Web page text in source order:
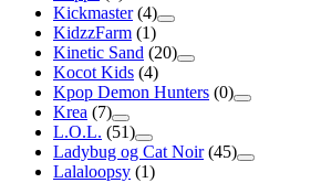
Kickmaster (4)
KidzzFarm (1)
Kinetic Sand (20)
Kocot Kids (4)
Kpop Demon Hunters (0)
Krea (7)
L.O.L. (51)
Ladybug og Cat Noir (45)
Lalaloopsy (1)